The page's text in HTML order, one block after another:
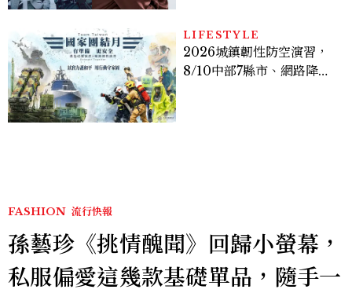
多大？
LIFESTYLE
2026城鎮韌性防空演習，
8/10中部7縣市、網路降速
FASHION 流行快報
孫藝珍《挑情醜聞》回歸小螢幕，
私服偏愛這幾款基礎單品，隨手一